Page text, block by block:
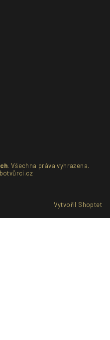
. Všechna práva vyhrazena.
Vytvořil Shoptet